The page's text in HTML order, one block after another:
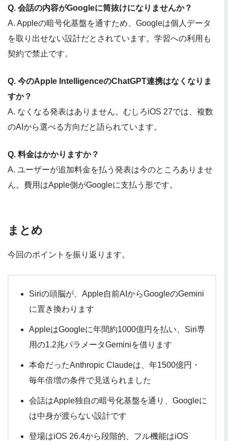
Q. 会話の内容がGoogleに筒抜けになりませんか？
A. Appleの暗号化基盤を通すため、Googleは個人データ
を取り出せない設計だとされています。学習への利用も
契約で禁止です。
Q. 今のApple IntelligenceのChatGPT連携はなくなりま
すか？
A. なくなる発表はありません。むしろiOS 27では、複数
のAIから選べる方向だと語られています。
Q. 料金はかかりますか？
A. ユーザーが追加料金を払う発表は今のところありませ
ん。費用はApple側がGoogleに支払う形です。
まとめ
今回のポイントを振り返ります。
Siriの頭脳が、Apple自前AIからGoogleのGemini
に置き換わります
AppleはGoogleに年間約1000億円を払い、Siri専
用の1.2兆パラメータGeminiを借ります
本命だったAnthropic Claudeは、年1500億円・
毎年倍増の条件で見送られました
会話はApple独自の暗号化基盤を通り、Googleに
は中身が渡らない設計です
登場はiOS 26.4から段階的、フル機能はiOS